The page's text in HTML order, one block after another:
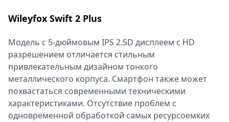
Wileyfox Swift 2 Plus
Модель с 5-дюймовым IPS 2.5D дисплеем с HD
разрешением отличается стильным
привлекательным дизайном тонкого
металлического корпуса. Смартфон также может
похвастаться современными техническими
характеристиками. Отсутствие проблем с
одновременной обработкой самых ресурсоемких